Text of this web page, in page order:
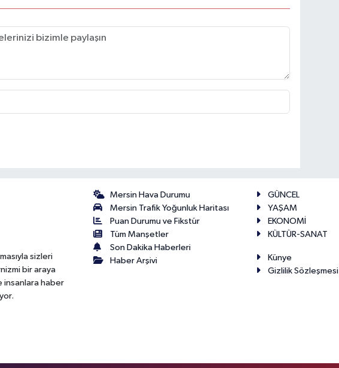
sizleri
bir araya
insanlara haber
Mersin Hava Durumu
Mersin Trafik Yoğunluk Haritası
Puan Durumu ve Fikstür
Tüm Manşetler
Son Dakika Haberleri
Haber Arşivi
GÜNCEL
YAŞAM
EKONOMİ
KÜLTÜR-SANAT
Künye
Gizlilik Sözleşmesi